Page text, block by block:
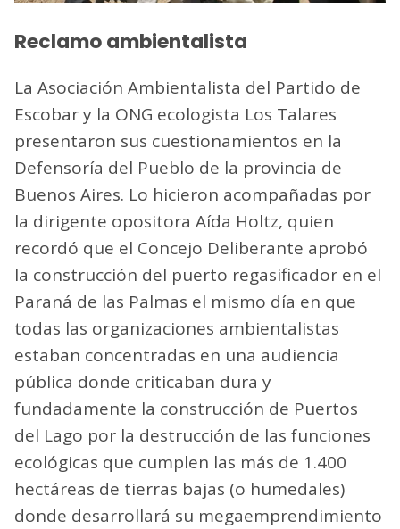
Reclamo ambientalista
La Asociación Ambientalista del Partido de
Escobar y la ONG ecologista Los Talares
presentaron sus cuestionamientos en la
Defensoría del Pueblo de la provincia de
Buenos Aires. Lo hicieron acompañadas por
la dirigente opositora Aída Holtz, quien
recordó que el Concejo Deliberante aprobó
la construcción del puerto regasificador en el
Paraná de las Palmas el mismo día en que
todas las organizaciones ambientalistas
estaban concentradas en una audiencia
pública donde criticaban dura y
fundadamente la construcción de Puertos
del Lago por la destrucción de las funciones
ecológicas que cumplen las más de 1.400
hectáreas de tierras bajas (o humedales)
donde desarrollará su megaemprendimiento